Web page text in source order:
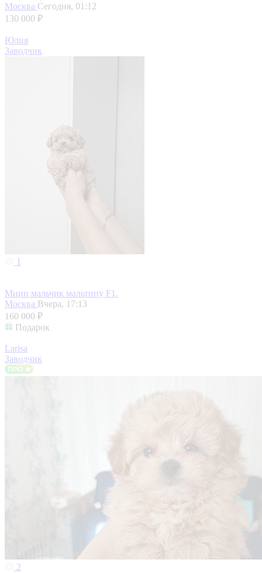
Москва Сегодня, 01:12
130 000 ₽
Юлия
Заводчик
1
Мини мальчик мальтипу F1.
Москва Вчера, 17:13
160 000 ₽
Подарок
Larisa
Заводчик
2